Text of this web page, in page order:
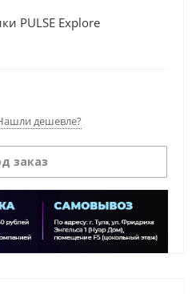
PULSE Explore
дешевле?
заказ